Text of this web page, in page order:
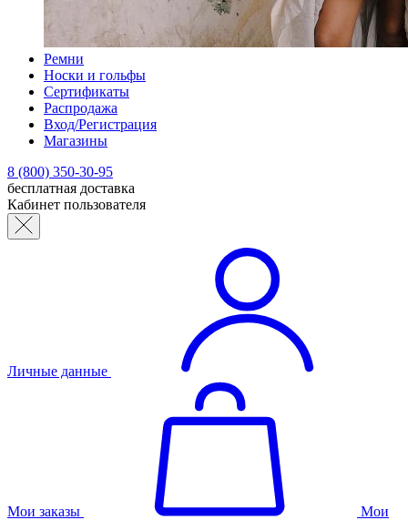
Ремни
Носки и гольфы
Сертификаты
Распродажа
Вход/Регистрация
Магазины
8 (800) 350-30-95
бесплатная доставка
Кабинет пользователя
Личные данные
Мои заказы Мои